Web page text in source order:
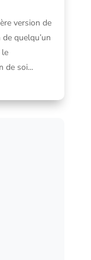
version de
quelqu’un
le
de soi...